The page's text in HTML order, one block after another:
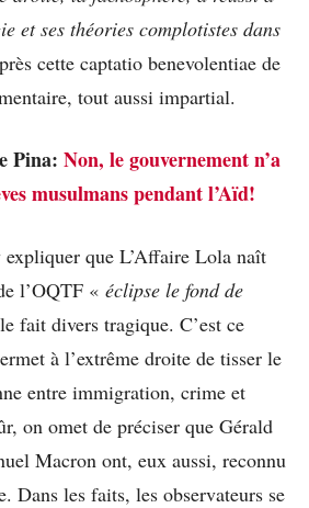
et ses théories complotistes dans
cette captatio benevolentiae de
tout aussi impartial.
Pina: Non, le gouvernement n’a
musulmans pendant l’Aïd!
que L’Affaire Lola naît
l’OQTF « éclipse le fond de
fait divers tragique. C’est ce
à l’extrême droite de tisser le
entre immigration, crime et
on omet de préciser que Gérald
Macron ont, eux aussi, reconnu
Dans les faits, les observateurs se